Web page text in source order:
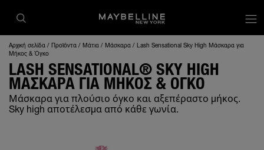
Αρχική σελίδα Προϊόντα Μάτια Μάσκαρα
Lash Sensational Sky High Μάσκαρα για
Μήκος & Όγκο
LASH SENSATIONAL® SKY HIGH
ΜΑΣΚΑΡΑ ΓΙΑ ΜΗΚΟΣ & ΟΓΚΟ
Μάσκαρα για πλούσιο όγκο και αξεπέραστο μήκος.
Sky high αποτέλεσμα από κάθε γωνία.